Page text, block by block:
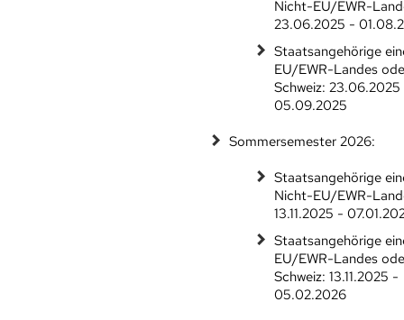
Nicht-EU/EWR-
23.06.2025 -
Staatsangehörige
EU/EWR-Landes
Schweiz:
05.09.2025
Sommersemester 2026:
Staatsangehörige
Nicht-EU/EWR-
13.11.2025 -
Staatsangehörige
EU/EWR-Landes
Schweiz: 13.11.2025 -
05.02.2026